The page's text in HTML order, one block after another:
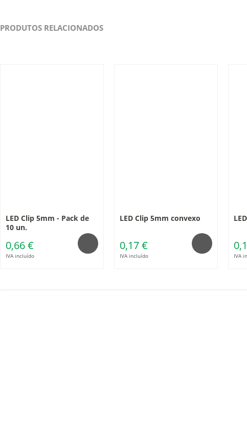
PRODUTOS RELACIONADOS
LED Clip 5mm - Pack de
10 un.
0,66 €
IVA incluído
LED Clip 5mm convexo
0,17 €
IVA incluído IVA